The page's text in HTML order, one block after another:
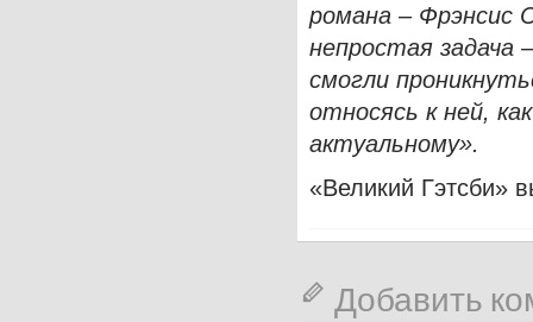
романа – Фрэнсис
непростая
смогли
относясь к ней,
актуальному».
«Великий Гэтсби»
Добавить